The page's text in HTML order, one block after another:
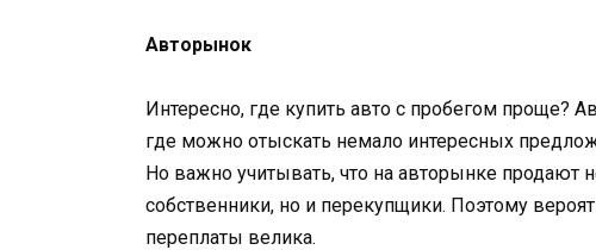
Авторынок
Интересно, где купить авто с пробегом проще?
где можно отыскать немало интересных
Но важно учитывать, что на авторынке продают
собственники, но и перекупщики. Поэтому
переплаты велика.